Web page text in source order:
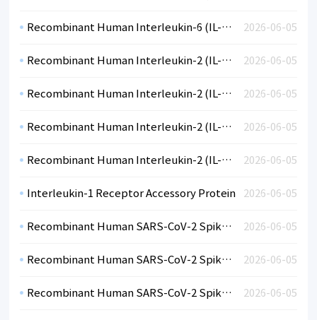
2026-06-05
Recombinant Human Interleukin-6 (IL-6)-BSA
2026-06-05
Recombinant Human Interleukin-2 (IL-2)-CF
2026-06-05
Recombinant Human Interleukin-2 (IL-2)-CF
2026-06-05
Recombinant Human Interleukin-2 (IL-2)-BSA
2026-06-05
Recombinant Human Interleukin-2 (IL-2)-BSA
2026-06-05
Interleukin-1 Receptor Accessory Protein
2026-06-05
Recombinant Human SARS-CoV-2 Spike RBD Variant Omicron hFc, Lineage B.1.1.529 (HEK)
2026-06-05
Recombinant Human SARS-CoV-2 Spike RBD Variant Mu Lineage B.1.621 (HEK)
2026-06-05
Recombinant Human SARS-CoV-2 Spike RBD Variant Delta Lineage B.1.617.2 (HEK)